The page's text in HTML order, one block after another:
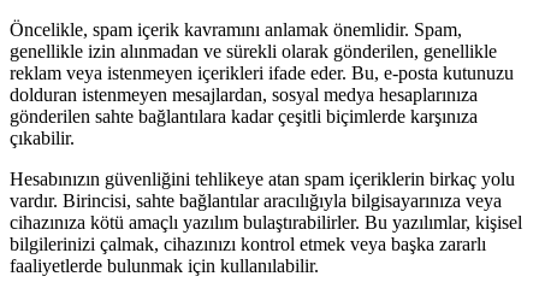
Öncelikle, spam içerik kavramını anlamak önemlidir. Spam,
genellikle izin alınmadan ve sürekli olarak gönderilen, genellikle
reklam veya istenmeyen içerikleri ifade eder. Bu, e-posta kutunuzu
dolduran istenmeyen mesajlardan, sosyal medya hesaplarınıza
gönderilen sahte bağlantılara kadar çeşitli biçimlerde karşınıza
çıkabilir.
Hesabınızın güvenliğini tehlikeye atan spam içeriklerin birkaç yolu
vardır. Birincisi, sahte bağlantılar aracılığıyla bilgisayarınıza veya
cihazınıza kötü amaçlı yazılım bulaştırabilirler. Bu yazılımlar, kişisel
bilgilerinizi çalmak, cihazınızı kontrol etmek veya başka zararlı
faaliyetlerde bulunmak için kullanılabilir.